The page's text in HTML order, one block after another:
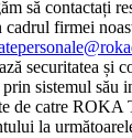
să contactați
cadrul firmei
securitatea și
sistemul său
de catre
la